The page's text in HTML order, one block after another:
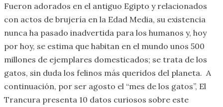
Fueron adorados en el antiguo Egipto y relacionados
con actos de brujería en la Edad Media, su existencia
nunca ha pasado inadvertida para los humanos y, hoy
por hoy, se estima que habitan en el mundo unos 500
millones de ejemplares domesticados; se trata de los
gatos, sin duda los felinos más queridos del planeta. A
continuación, por ser agosto el “mes de los gatos”, El
Trancura presenta 10 datos curiosos sobre este